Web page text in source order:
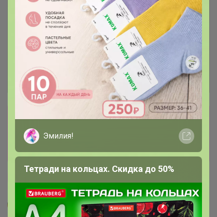
Сбор заказов в данной закупке
Starling
Эмилия!
Тетради на кольцах. Скидка до 50%